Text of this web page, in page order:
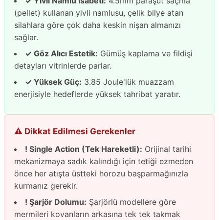
(pellet) kullanan yivli namlusu, çelik bilye atan
silahlara göre çok daha keskin nişan almanızı
sağlar.
✓ Göz Alıcı Estetik: Gümüş kaplama ve fildişi
detayları vitrinlerde parlar.
✓ Yüksek Güç: 3.85 Joule'lük muazzam
enerjisiyle hedeflerde yüksek tahribat yaratır.
⚠️ Dikkat Edilmesi Gerekenler
! Single Action (Tek Hareketli): Orijinal tarihi
mekanizmaya sadık kalındığı için tetiği ezmeden
önce her atışta üstteki horozu başparmağınızla
kurmanız gerekir.
! Şarjör Dolumu: Şarjörlü modellere göre
mermileri kovanların arkasına tek tek takmak